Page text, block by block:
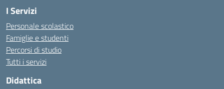
I Servizi
Personale scolastico
Famiglie e studenti
Percorsi di studio
Tutti i servizi
Didattica